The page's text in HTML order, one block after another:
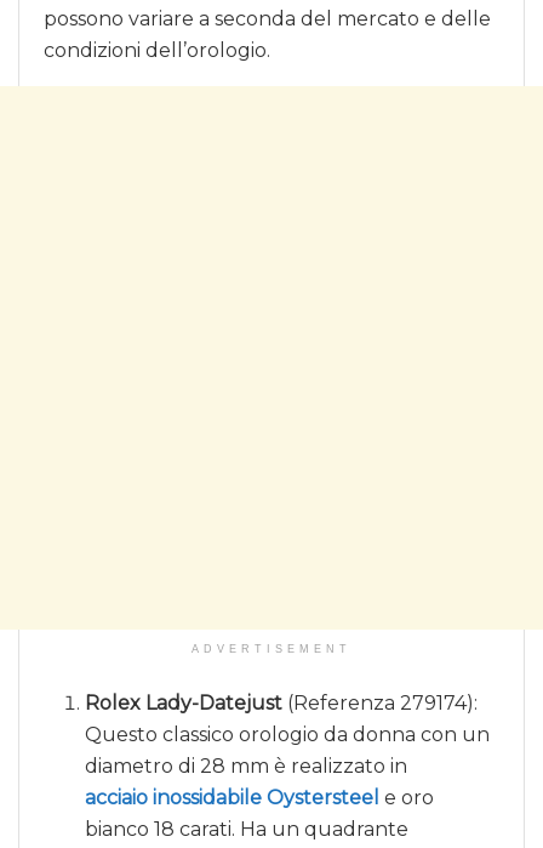
possono variare a seconda del mercato e delle
condizioni dell’orologio.
ADVERTISEMENT
Rolex Lady-Datejust (Referenza 279174):
Questo classico orologio da donna con un
diametro di 28 mm è realizzato in
acciaio inossidabile Oystersteel e oro
bianco 18 carati. Ha un quadrante